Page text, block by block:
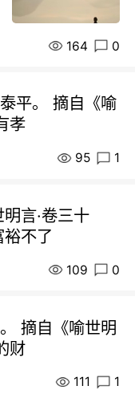
164 0
平。 摘自《喻
孝
95 1
言·卷三十
不了
109 0
摘自《喻世明
财
111 1